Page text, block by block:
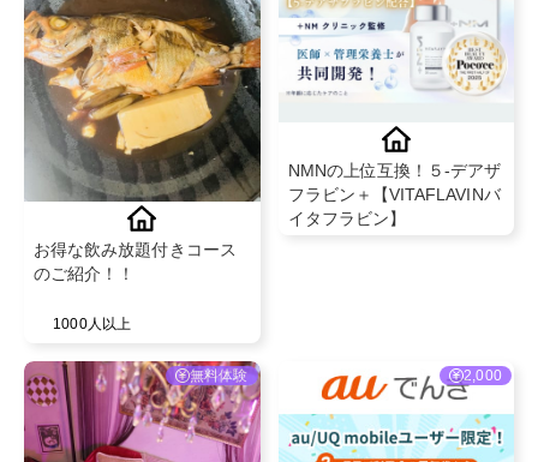
お得な飲み放題付きコース
のご紹介！！
1000人以上
NMNの上位互換！５-デアザ
フラビン＋【VITAFLAVINバ
イタフラビン】
無料体験 2,000